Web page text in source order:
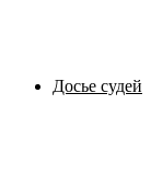
Досье судей